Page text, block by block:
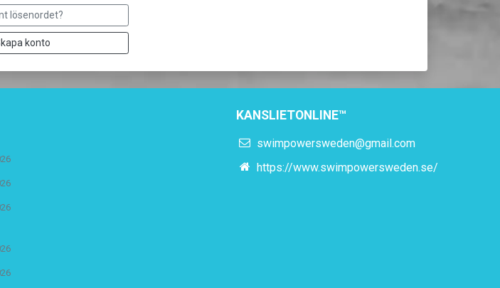
lösenordet?
konto
KANSLIETONLINE™
swimpowersweden@gmail.com
https://www.swimpowersweden.se/